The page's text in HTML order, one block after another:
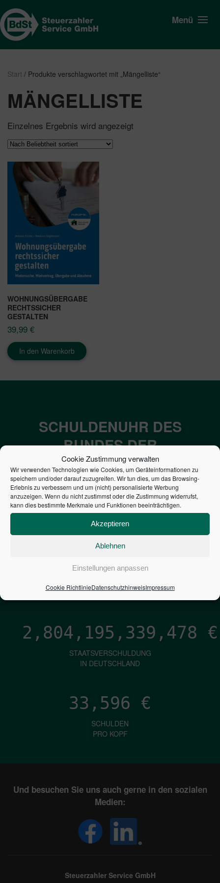
Cookie Zustimmung verwalten
Wir verwenden Technologien wie Cookies, um Geräteinformationen zu
speichern und/oder darauf zuzugreifen. Wir tun dies, um das Browsing-
Erlebnis zu verbessern und um (nicht) personalisierte Werbung
anzuzeigen. Wenn du nicht zustimmst oder die Zustimmung widerrufst,
kann dies bestimmte Merkmale und Funktionen beeinträchtigen.
Akzeptieren
Ablehnen
Einstellungen anpassen
Cookie RichtlinieDatenschutzhinweisImpressum
Menü
Start / Produkte verschlagwortet mit „Mängelliste“
MÄNGELLISTE
Einzelnes Ergebnis wird angezeigt
WOHNUNGSÜBERGABE
RECHTSSICHER
GESTALTEN
39,99 €
In den Warenkorb
SCHULDENUHR DES
BUNDES DER
STEUERZAHLER
7,052€
NEUVERSCHULDUNG
PRO SEKUNDE
1,601€
PRO SEKUNDE
2,804,195,340,720 €
STAATSVERSCHULDUNG
IN DEUTSCHLAND
33,596 €
SCHULDEN
PRO KOPF
Und besuchen Sie uns auch gerne in den sozialen
Medien:
Steuerzahler Service GmbH